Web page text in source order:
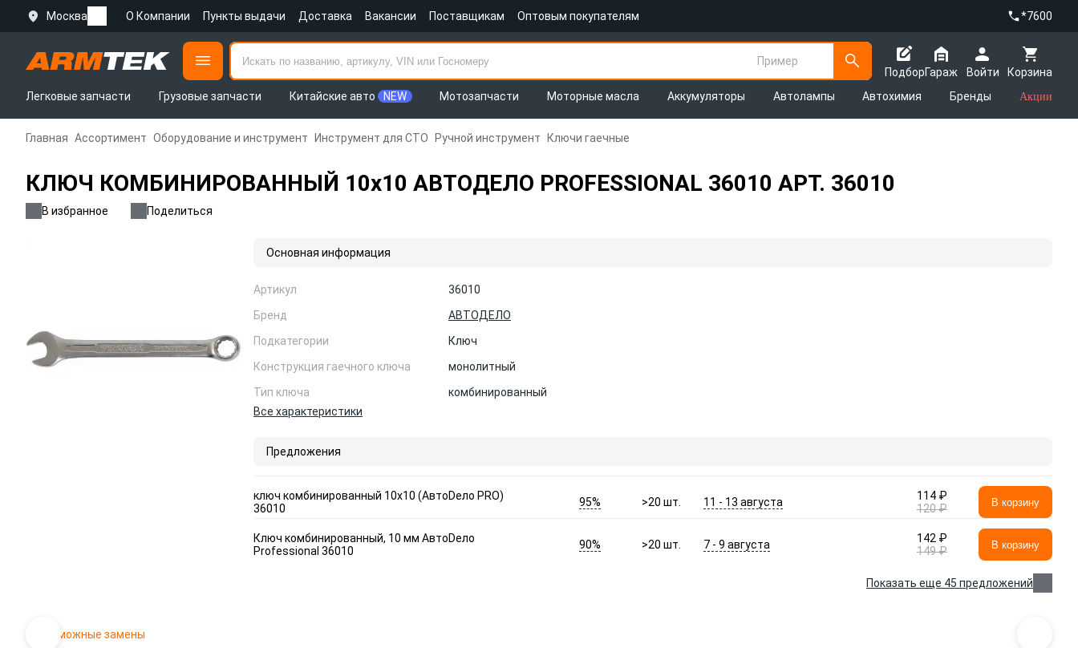
Москва О Компании Пункты выдачи Доставка Вакансии Поставщикам Оптовым покупателям *7600
Пример
Подбор
Корзина
Гараж
Войти
Легковые запчасти
Грузовые запчасти Китайские авто NEW Мотозапчасти Моторные масла Аккумуляторы Автолампы Автохимия Бренды Акции
Главная Ассортимент Оборудование и инструмент Инструмент для СТО Ручной инструмент Ключи гаечные
КЛЮЧ КОМБИНИРОВАННЫЙ 10x10 АВТОДЕЛО PROFESSIONAL 36010 АРТ. 36010
В избранное Поделиться
Основная информация
Артикул
36010
Бренд
АВТОДЕЛО
Подкатегории
Ключ
Конструкция гаечного ключа
монолитный
Тип ключа
комбинированный
Все характеристики
Предложения
ключ комбинированный 10x10 (АвтоDело PRO)
36010
95% >20шт. 11 - 13 августа
114 ₽
120 ₽
В корзину
Ключ комбинированный, 10 мм АвтоDело
Professional 36010
90% >20шт. 7 - 9 августа
142 ₽
149 ₽
В корзину
Показать еще 45 предложений
Возможные замены